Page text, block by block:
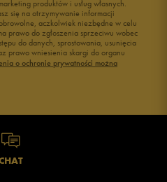
produktów i usług własnych.
się na otrzymywanie informacji
aczkolwiek niezbędne w celu
prawo do zgłoszenia sprzeciwu wobec
do danych, sprostowania, usunięcia
prawo wniesienia skargi do organu
o ochronie prywatności można